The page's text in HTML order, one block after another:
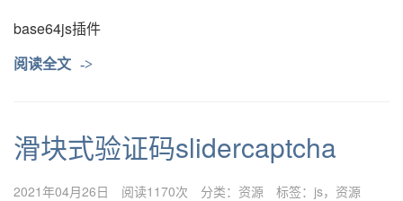
base64js插件
阅读全文 ->
滑块式验证码slidercaptcha
2021年04月26日 阅读1170次 分类： 资源 标签： js 资源